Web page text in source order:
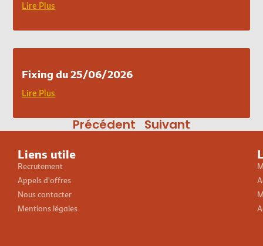
Lire Plus
Fixing du 25/06/2026
Lire Plus
Précédent Suivant
Liens utile
Recrutement
Appels d'offres
Nous contacter
Mentions légales